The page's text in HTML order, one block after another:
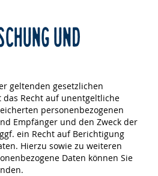
UND
geltenden gesetzlichen
Recht auf unentgeltliche
personenbezogenen
Empfänger und den Zweck der
ein Recht auf Berichtigung
Hierzu sowie zu weiteren
Daten können Sie